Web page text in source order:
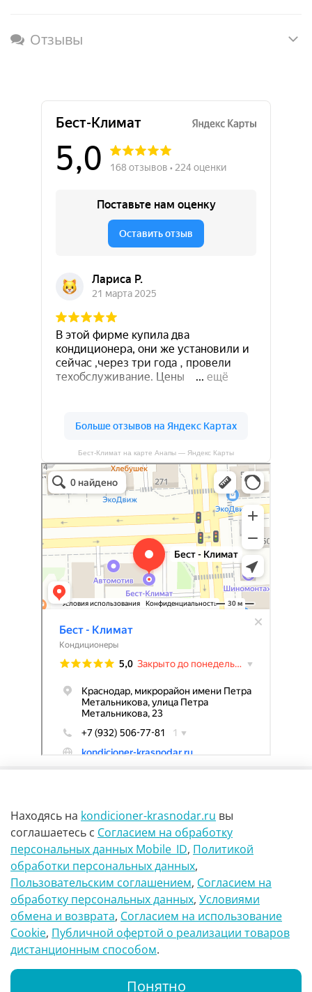
Отзывы
Бест-Климат на карте Анапы — Яндекс Карты
Бест-климат
Кондиционеры в Краснодаре
г Краснодар Ул Петра метальникова 23
8(900)29-888-66
info@kondicioner-krasnodar.ru
Находясь на kondicioner-krasnodar.ru вы
соглашаетесь с Согласием на обработку
персональных данных Mobile_ID, Политикой
обработки персональных данных,
Пользовательским соглашением, Согласием на
обработку персональных данных, Условиями
обмена и возврата, Согласием на использование
Сookie, Публичной офертой о реализации товаров
дистанционным способом.
Понятно